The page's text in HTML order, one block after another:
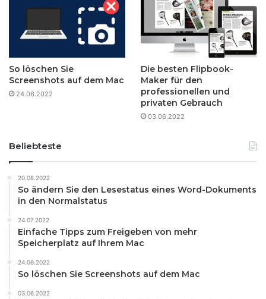
So löschen Sie
Screenshots auf dem Mac
24.06.2022
Die besten Flipbook-
Maker für den
professionellen und
privaten Gebrauch
03.06.2022
Beliebteste
20.08.2022
So ändern Sie den Lesestatus eines Word-Dokuments
in den Normalstatus
24.07.2022
Einfache Tipps zum Freigeben von mehr
Speicherplatz auf Ihrem Mac
24.06.2022
So löschen Sie Screenshots auf dem Mac
03.06.2022